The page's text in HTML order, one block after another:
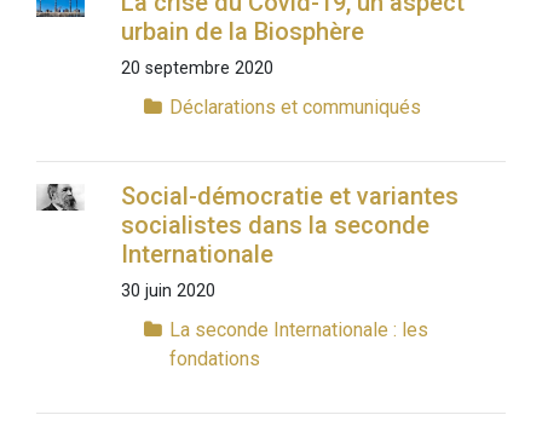
urbain de la Biosphère
20 septembre 2020
Déclarations et communiqués
Social-démocratie et variantes
socialistes dans la seconde
Internationale
30 juin 2020
La seconde Internationale : les
fondations